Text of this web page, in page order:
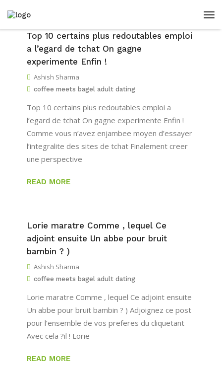
Top 10 certains plus redoutables emploi
a l’egard de tchat On gagne
experimente Enfin !
Ashish Sharma
coffee meets bagel adult dating
Top 10 certains plus redoutables emploi a
l’egard de tchat On gagne experimente Enfin !
Comme vous n’avez enjambee moyen d’essayer
l’integralite des sites de tchat Finalement creer
une perspective
READ MORE
Lorie maratre Comme , lequel Ce
adjoint ensuite Un abbe pour bruit
bambin ? )
Ashish Sharma
coffee meets bagel adult dating
Lorie maratre Comme , lequel Ce adjoint ensuite
Un abbe pour bruit bambin ? ) Adjoignez ce post
pour l’ensemble de vos preferes du cliquetant
Avec cela ?il ! Lorie
READ MORE